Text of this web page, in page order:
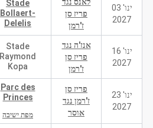
ינו' 03
2027
פריז סן
ז'רמן
Stade
Bollaert-
Delelis
ינו' 16
2027
אנז'ה נגד
פריז סן
ז'רמן
Stade
Raymond
Kopa
ינו' 23
2027
פריז סן
ז'רמן נגד
אוסר
Parc des
Princes
מפת ישיבה